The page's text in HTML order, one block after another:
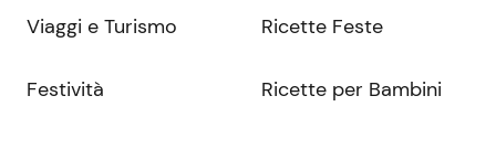
Viaggi e Turismo
Festività
Ricette Feste
Ricette per Bambini